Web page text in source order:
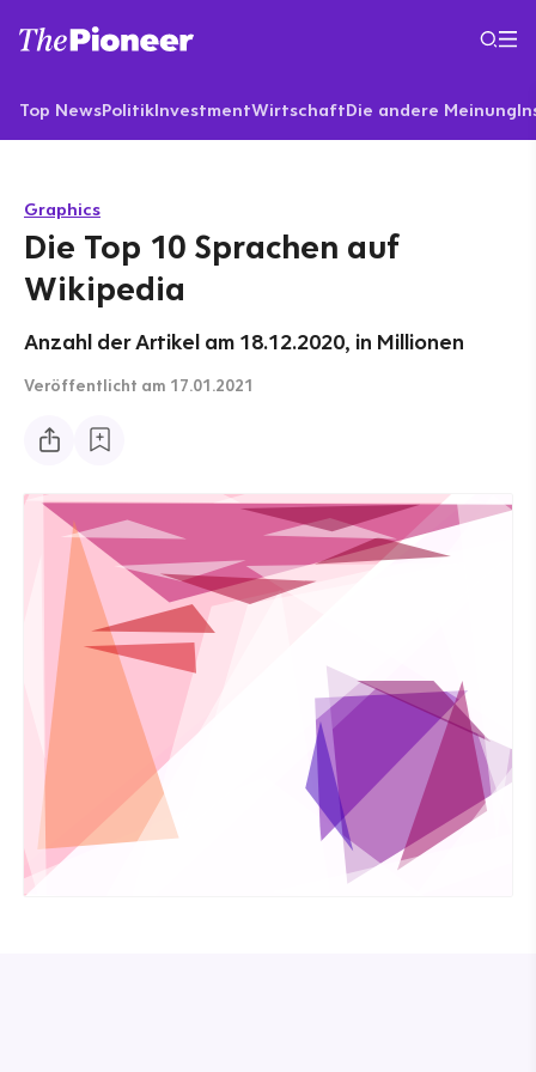
Top NewsPolitikInvestmentWirtschaftDie andere Meinung
Graphics
Die Top 10 Sprachen auf
Wikipedia
Anzahl der Artikel am 18.12.2020, in Millionen
Veröffentlicht am 17.01.2021